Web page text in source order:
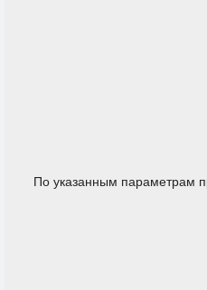
По указанным параметрам